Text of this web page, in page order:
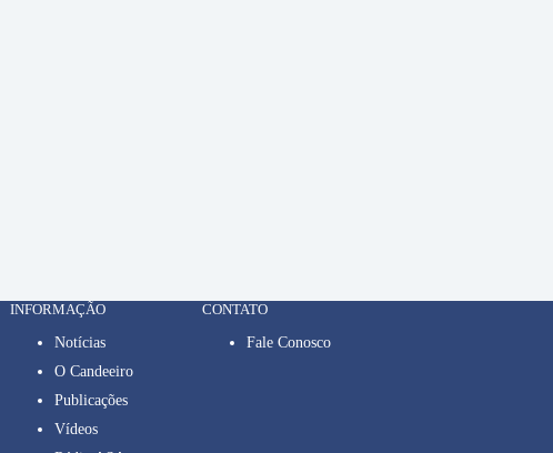
INFORMAÇÃO
Notícias
O Candeeiro
Publicações
Vídeos
CONTATO
Fale Conosco